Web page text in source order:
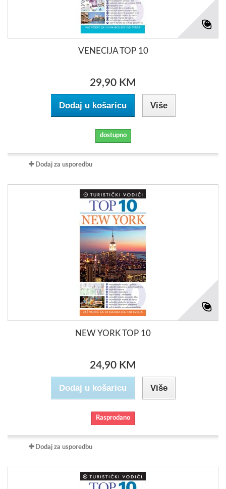
VENECIJA TOP 10
29,90 KM
Dodaj u košaricu Više
dostupno
Dodaj za usporedbu
NEW YORK TOP 10
24,90 KM
Dodaj u košaricu Više
Rasprodano
Dodaj za usporedbu